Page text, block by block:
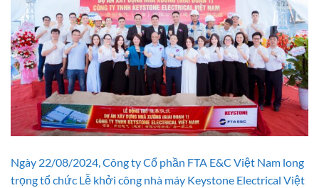
Ngày 22/08/2024, Công ty Cổ phần FTA E&C Việt Nam long
trọng tổ chức Lễ khởi công nhà máy Keystone Electrical Việt